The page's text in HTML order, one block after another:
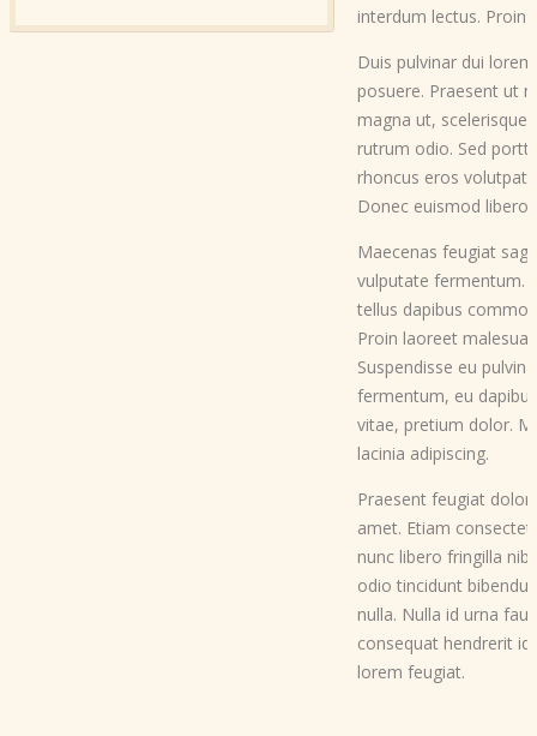
interdum lectus. Proin
Duis pulvinar dui
posuere. Praesent ut
magna ut, scelerisque
rutrum odio. Sed
rhoncus eros volutpat
Donec euismod libero
Maecenas feugiat
vulputate fermentum.
tellus dapibus
Proin laoreet
Suspendisse eu
fermentum, eu
vitae, pretium dolor.
lacinia adipiscing.
Praesent feugiat
amet. Etiam
nunc libero fringilla
odio tincidunt
nulla. Nulla id urna
consequat hendrerit
lorem feugiat.